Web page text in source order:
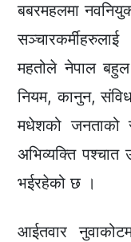
बबरमहलमा
महतोले नेपाल बहुल
नियम, कानुन,
मधेशको जनताको
अभिव्यक्ति पश्चात
भईरहेको छ ।
आईतवार